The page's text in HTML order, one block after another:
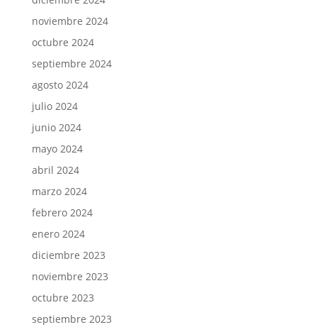
noviembre 2024
octubre 2024
septiembre 2024
agosto 2024
julio 2024
junio 2024
mayo 2024
abril 2024
marzo 2024
febrero 2024
enero 2024
diciembre 2023
noviembre 2023
octubre 2023
septiembre 2023